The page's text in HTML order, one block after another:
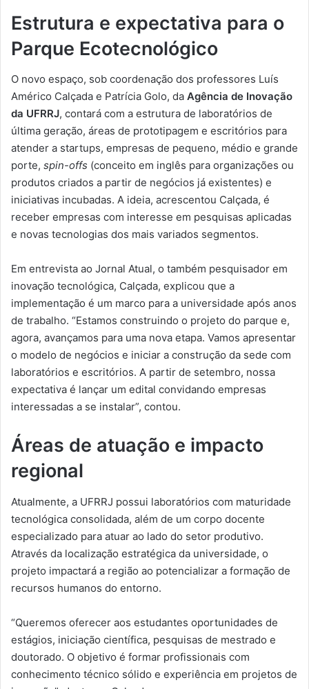
Estrutura e expectativa para o
Parque Ecotecnológico
O novo espaço, sob coordenação dos professores Luís
Américo Calçada e Patrícia Golo, da Agência de Inovação
da UFRRJ, contará com a estrutura de laboratórios de
última geração, áreas de prototipagem e escritórios para
atender a startups, empresas de pequeno, médio e grande
porte, spin-offs (conceito em inglês para organizações ou
produtos criados a partir de negócios já existentes) e
iniciativas incubadas. A ideia, acrescentou Calçada, é
receber empresas com interesse em pesquisas aplicadas
e novas tecnologias dos mais variados segmentos.
Em entrevista ao Jornal Atual, o também pesquisador em
inovação tecnológica, Calçada, explicou que a
implementação é um marco para a universidade após anos
de trabalho. “Estamos construindo o projeto do parque e,
agora, avançamos para uma nova etapa. Vamos apresentar
o modelo de negócios e iniciar a construção da sede com
laboratórios e escritórios. A partir de setembro, nossa
expectativa é lançar um edital convidando empresas
interessadas a se instalar”, contou.
Áreas de atuação e impacto
regional
Atualmente, a UFRRJ possui laboratórios com maturidade
tecnológica consolidada, além de um corpo docente
especializado para atuar ao lado do setor produtivo.
Através da localização estratégica da universidade, o
projeto impactará a região ao potencializar a formação de
recursos humanos do entorno.
“Queremos oferecer aos estudantes oportunidades de
estágios, iniciação científica, pesquisas de mestrado e
doutorado. O objetivo é formar profissionais com
conhecimento técnico sólido e experiência em projetos de